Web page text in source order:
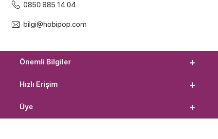
0850 885 14 04
bilgi@hobipop.com
Önemli Bilgiler
Hızlı Erişim
Üye